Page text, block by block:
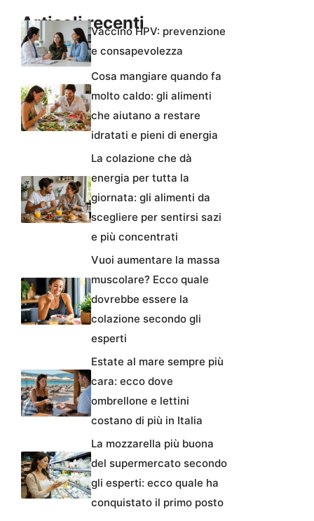
Articoli recentiVaccino HPV: prevenzione
e consapevolezza
Cosa mangiare quando fa
molto caldo: gli alimenti
che aiutano a restare
idratati e pieni di energia
La colazione che dà
energia per tutta la
giornata: gli alimenti da
scegliere per sentirsi sazi
e più concentrati
Vuoi aumentare la massa
muscolare? Ecco quale
dovrebbe essere la
colazione secondo gli
esperti
Estate al mare sempre più
cara: ecco dove
ombrellone e lettini
costano di più in Italia
La mozzarella più buona
del supermercato secondo
gli esperti: ecco quale ha
conquistato il primo posto